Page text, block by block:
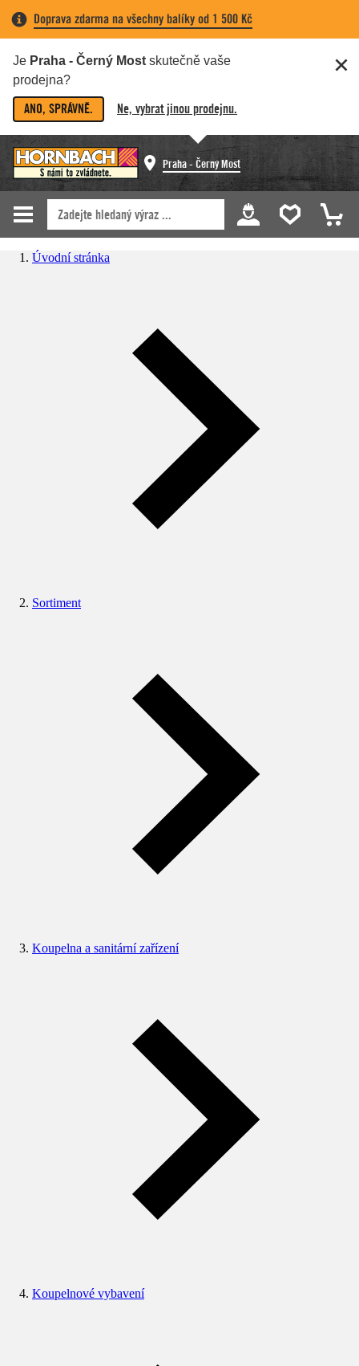
Doprava zdarma na všechny balíky od 1 500 Kč
Je Praha - Černý Most skutečně vaše
prodejna?
ANO, SPRÁVNĚ. Ne, vybrat jinou prodejnu.
Praha - Černý Most
Úvodní stránka
Sortiment
Koupelna a sanitární zařízení
Koupelnové vybavení